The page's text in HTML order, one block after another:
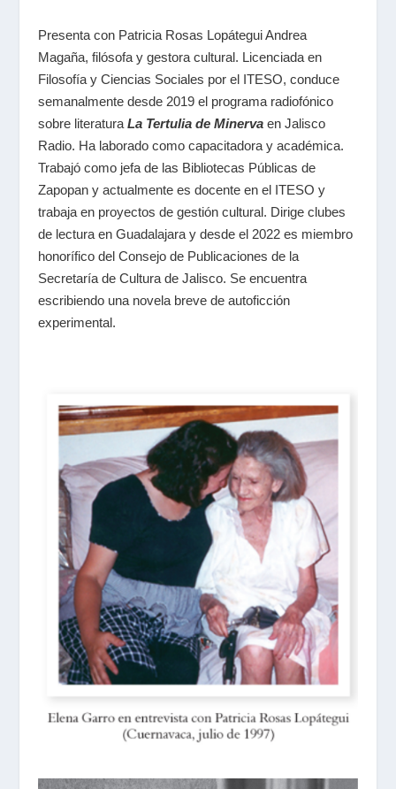
Presenta con Patricia Rosas Lopátegui Andrea
Magaña, filósofa y gestora cultural. Licenciada en
Filosofía y Ciencias Sociales por el ITESO, conduce
semanalmente desde 2019 el programa radiofónico
sobre literatura La Tertulia de Minervaen Jalisco
Radio. Ha laborado como capacitadora y académica.
Trabajó como jefa de las Bibliotecas Públicas de
Zapopan y actualmente es docente en el ITESO y
trabaja en proyectos de gestión cultural. Dirige clubes
de lectura en Guadalajara y desde el 2022 es miembro
honorífico del Consejo de Publicaciones de la
Secretaría de Cultura de Jalisco. Se encuentra
escribiendo una novela breve de autoficción
experimental.